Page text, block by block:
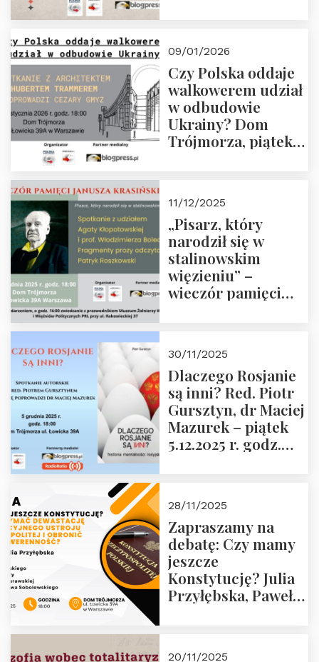
godz. 18:00.
Zapraszamy!
09/01/2026
Czy Polska oddaje
walkowerem udział
w odbudowie
Ukrainy? Dom
Trójmorza, piątek
11/12/2025
„Pisarz, który
narodził się w
stalinowskim
więzieniu” –
wieczór pamięci
zwiedzanie
Muzeum Żołnierzy
Wyklętych i
Więźniów
Politycznych PRL o
godz. 16:00 – 19
30/11/2025
Dlaczego Rosjanie
są inni? Red. Piotr
Gursztyn, dr Maciej
Mazurek – piątek
5.12.2025 r. godz.
28/11/2025
Zapraszamy na
debatę: Czy mamy
jeszcze
Konstytucję? Julia
Przyłębska, Paweł
20/11/2025